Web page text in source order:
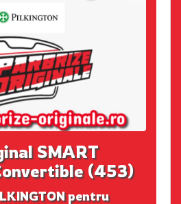
SMART
(453)
pentru